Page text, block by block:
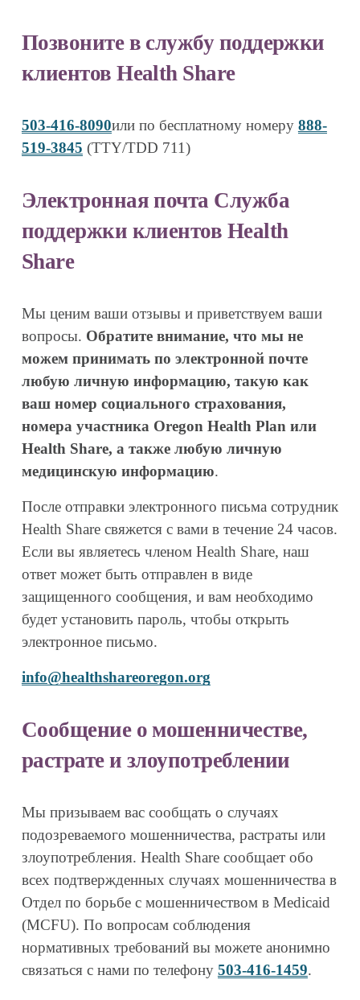
Позвоните в службу поддержки
клиентов Health Share
503-416-8090или по бесплатному номеру 888-
519-3845 (TTY/TDD 711)
Электронная почта Служба
поддержки клиентов Health
Share
Мы ценим ваши отзывы и приветствуем ваши
вопросы. Обратите внимание, что мы не
можем принимать по электронной почте
любую личную информацию, такую как
ваш номер социального страхования,
номера участника Oregon Health Plan или
Health Share, а также любую личную
медицинскую информацию.
После отправки электронного письма сотрудник
Health Share свяжется с вами в течение 24 часов.
Если вы являетесь членом Health Share, наш
ответ может быть отправлен в виде
защищенного сообщения, и вам необходимо
будет установить пароль, чтобы открыть
электронное письмо.
info@healthshareoregon.org
Сообщение о мошенничестве,
растрате и злоупотреблении
Мы призываем вас сообщать о случаях
подозреваемого мошенничества, растраты или
злоупотребления. Health Share сообщает обо
всех подтвержденных случаях мошенничества в
Отдел по борьбе с мошенничеством в Medicaid
(MCFU). По вопросам соблюдения
нормативных требований вы можете анонимно
связаться с нами по телефону 503-416-1459.